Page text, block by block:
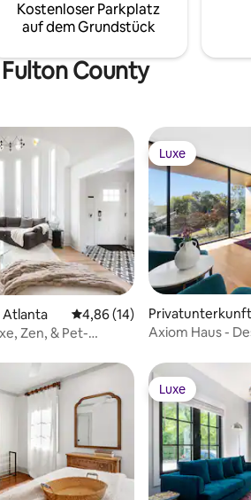
and additional
Kostenloser Parkplatz
auf dem Grundstück
County
von 5, 15 Bewertungen
Durchschnittliche
4,86 (14)
Zen, & Pet-
Luxe
Luxe
Axiom Haus -
Luxe
Luxe